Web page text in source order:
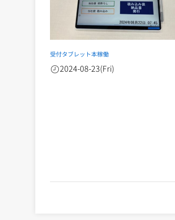
受付タブレット本稼働
2024-08-23(Fri)